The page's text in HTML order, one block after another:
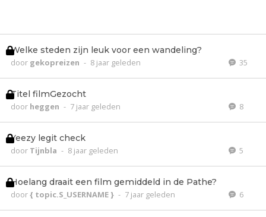
Welke steden zijn leuk voor een wandeling?
door gekopreizen - 8 jaar geleden 35
Titel filmGezocht
door heggen - 7 jaar geleden 8
Yeezy legit check
door Tijnbla - 8 jaar geleden 5
Hoelang draait een film gemiddeld in de Pathe?
door{ topic.S_USERNAME } - 7 jaar geleden 6